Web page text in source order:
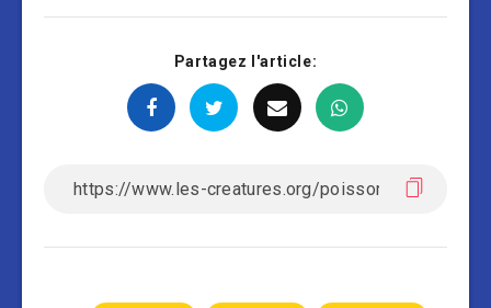
Partagez l'article: